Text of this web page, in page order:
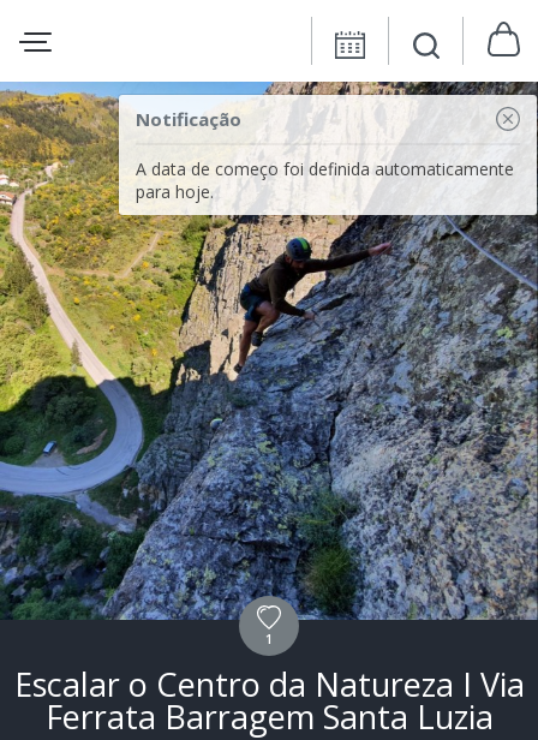
Notificação
A data de começo foi definida automaticamente
para hoje.
1
Escalar o Centro da Natureza I Via
Ferrata Barragem Santa Luzia